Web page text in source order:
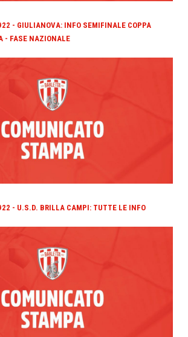
- GIULIANOVA: INFO SEMIFINALE COPPA
- FASE NAZIONALE
- U.S.D. BRILLA CAMPI: TUTTE LE INFO